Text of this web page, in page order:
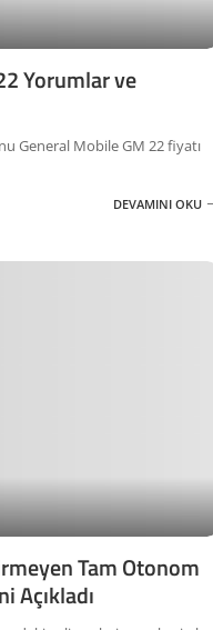
Yorumlar ve
General Mobile GM 22 fiyatı
DEVAMINI OKU
Tam Otonom
Açıkladı